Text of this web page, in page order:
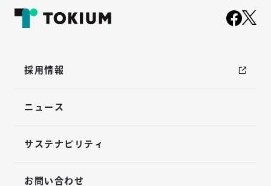
採用情報
ニュース
サステナビリティ
お問い合わせ